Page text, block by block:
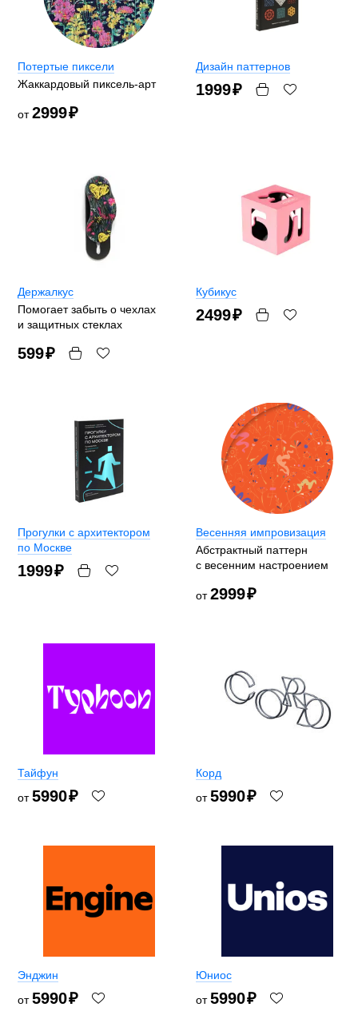
Потертые пиксели
Жаккардовый пиксель-арт
от2999₽
Дизайн паттернов
1999₽
Держалкус
Помогает забыть о чехлах
и защитных стеклах
599₽
Кубикус
2499₽
Прогулки с архитектором
по Москве
1999₽
Весенняя импровизация
Абстрактный паттерн
с весенним настроением
от2999₽
Тайфун
от5990₽
Корд
от5990₽
Энджин
от5990₽
Юниос
от5990₽